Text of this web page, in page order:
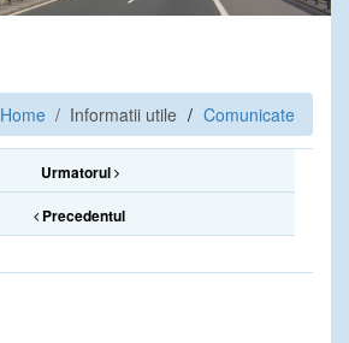
Home / Informatii utile Comunicate
Urmatorul
Precedentul